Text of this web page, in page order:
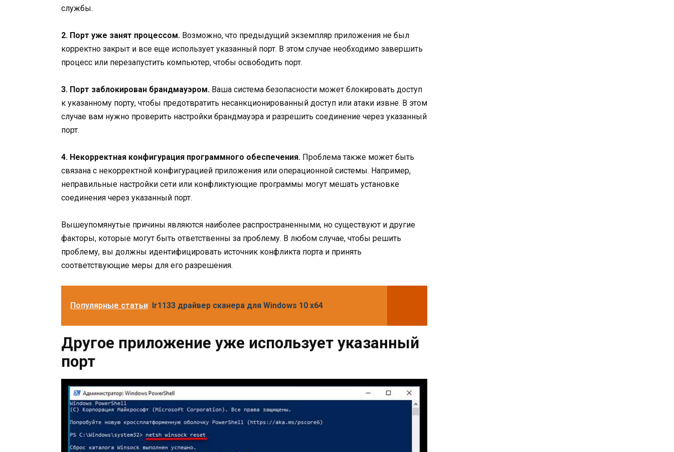
службы.
2. Порт уже занят процессом. Возможно, что предыдущий экземпляр приложения не был
корректно закрыт и все еще использует указанный порт. В этом случае необходимо завершить
процесс или перезапустить компьютер, чтобы освободить порт.
3. Порт заблокирован брандмауэром. Ваша система безопасности может блокировать доступ
к указанному порту, чтобы предотвратить несанкционированный доступ или атаки извне. В этом
случае вам нужно проверить настройки брандмауэра и разрешить соединение через указанный
порт.
4. Некорректная конфигурация программного обеспечения. Проблема также может быть
связана с некорректной конфигурацией приложения или операционной системы. Например,
неправильные настройки сети или конфликтующие программы могут мешать установке
соединения через указанный порт.
Вышеупомянутые причины являются наиболее распространенными, но существуют и другие
факторы, которые могут быть ответственны за проблему. В любом случае, чтобы решить
проблему, вы должны идентифицировать источник конфликта порта и принять
соответствующие меры для его разрешения.
Популярные статьи Ir1133 драйвер сканера для Windows 10 x64
Другое приложение уже использует указанный
порт